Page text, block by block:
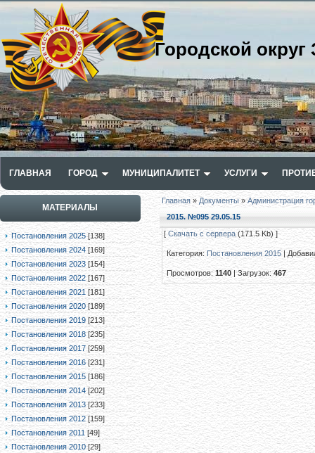
Городской
ГЛАВНАЯ ГОРОД МУНИЦИПАЛИТЕТ УСЛУГИ
МАТЕРИАЛЫ
Постановления 2025 [138]
Постановления 2024 [169]
Постановления 2023 [154]
Постановления 2022 [167]
Постановления 2021 [181]
Постановления 2020 [189]
Постановления 2019 [213]
Постановления 2018 [235]
Постановления 2017 [259]
Постановления 2016 [231]
Постановления 2015 [186]
Постановления 2014 [202]
Постановления 2013 [233]
Постановления 2012 [159]
Постановления 2011 [49]
Постановления 2010 [29]
Главная» Документы »Администрация
2015. №095 29.05.15
[Скачать с сервера (171.5 Kb) ]
Категория: Постановления 2015|
Просмотров:1140|Загрузок: 467